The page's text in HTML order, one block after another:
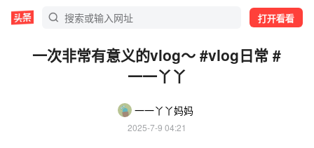
打开看看
一次非常有意义的vlog～ #vlog日常 #
一一丫丫
一一丫丫妈妈
2025-7-9 04:21